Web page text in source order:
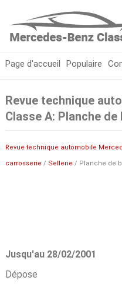
Page d'accueil Populaire
Revue technique
Classe A: Planche de
Revue technique automobile
carrosserie / Sellerie / Planche de
Jusqu'au 28/02/2001
Dépose